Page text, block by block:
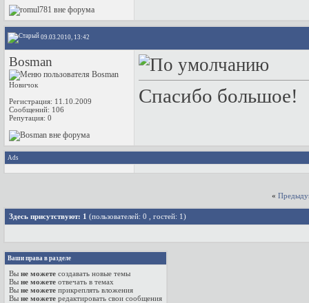
09.03.2010, 13:42
Bosman
Новичок
Регистрация: 11.10.2009
Сообщений: 106
Репутация: 0
Спасибо большое!
Ads
«
Здесь присутствуют: 1 (пользователей: 0 , гостей: 1)
Ваши права в разделе
Вы не можете создавать новые темы
Вы не можете отвечать в темах
Вы не можете прикреплять вложения
Вы не можете редактировать свои сообщения